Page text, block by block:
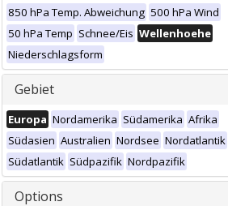
850 hPa Temp. Abweichung 500 hPa Wind
50 hPa Temp Schnee/Eis Wellenhoehe
Niederschlagsform
Gebiet
Europa Nordamerika Südamerika Afrika
Südasien Australien Nordsee Nordatlantik
Südatlantik Südpazifik Nordpazifik
Options